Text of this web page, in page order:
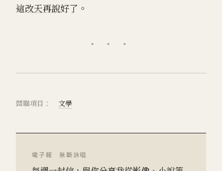
這改天再說好了。
關聯項目： 文學
電子報 無斷詠唱